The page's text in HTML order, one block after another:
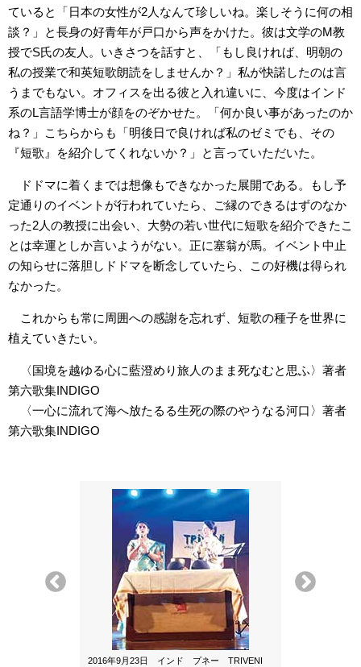
ていると「日本の女性が2人なんて珍しいね。楽しそうに何の相
談？」と長身の好青年が戸口から声をかけた。彼は文学のM教
授でS氏の友人。いきさつを話すと、「もし良ければ、明朝の
私の授業で和英短歌朗読をしませんか？」私が快諾したのは言
うまでもない。オフィスを出る彼と入れ違いに、今度はインド
系のL言語学博士が顔をのぞかせた。「何か良い事があったのか
ね？」こちらからも「明後日で良ければ私のゼミでも、その
『短歌』を紹介してくれないか？」と言っていただいた。
ドドマに着くまでは想像もできなかった展開である。もし予
定通りのイベントが行われていたら、ご縁のできるはずのなか
った2人の教授に出会い、大勢の若い世代に短歌を紹介できたこ
とは幸運としか言いようがない。正に塞翁が馬。イベント中止
の知らせに落胆しドドマを断念していたら、この好機は得られ
なかった。
これからも常に周囲への感謝を忘れず、短歌の種子を世界に
植えていきたい。
〈国境を越ゆる心に藍澄めり旅人のまま死なむと思ふ〉著者
第六歌集INDIGO
〈一心に流れて海へ放たるる生死の際のやうなる河口〉著者
第六歌集INDIGO
2016年9月23日 インド プネー TRIVENI